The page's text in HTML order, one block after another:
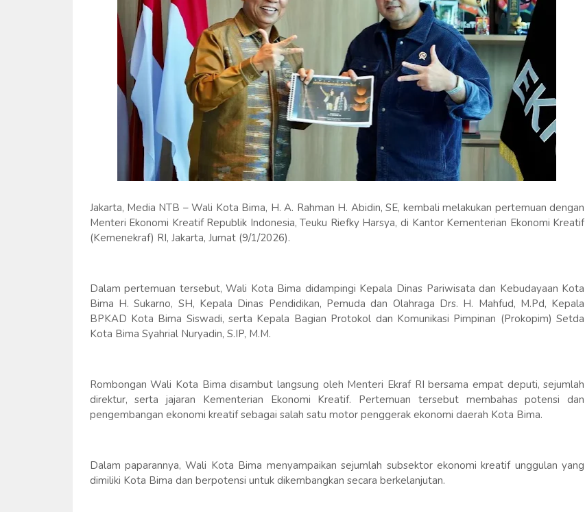
Jakarta, Media NTB – Wali Kota Bima, H. A. Rahman H. Abidin, SE, kembali melakukan pertemuan dengan
Menteri Ekonomi Kreatif Republik Indonesia, Teuku Riefky Harsya, di Kantor Kementerian Ekonomi Kreatif
(Kemenekraf) RI, Jakarta, Jumat (9/1/2026).
Dalam pertemuan tersebut, Wali Kota Bima didampingi Kepala Dinas Pariwisata dan Kebudayaan Kota
Bima H. Sukarno, SH, Kepala Dinas Pendidikan, Pemuda dan Olahraga Drs. H. Mahfud, M.Pd, Kepala
BPKAD Kota Bima Siswadi, serta Kepala Bagian Protokol dan Komunikasi Pimpinan (Prokopim) Setda
Kota Bima Syahrial Nuryadin, S.IP, M.M.
Rombongan Wali Kota Bima disambut langsung oleh Menteri Ekraf RI bersama empat deputi, sejumlah
direktur, serta jajaran Kementerian Ekonomi Kreatif. Pertemuan tersebut membahas potensi dan
pengembangan ekonomi kreatif sebagai salah satu motor penggerak ekonomi daerah Kota Bima.
Dalam paparannya, Wali Kota Bima menyampaikan sejumlah subsektor ekonomi kreatif unggulan yang
dimiliki Kota Bima dan berpotensi untuk dikembangkan secara berkelanjutan.